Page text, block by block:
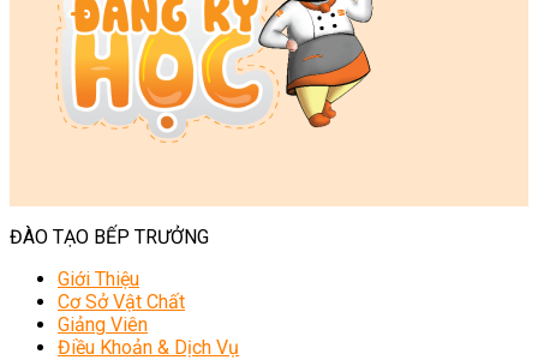
ĐÀO TẠO BẾP TRƯỞNG
Giới Thiệu
Cơ Sở Vật Chất
Giảng Viên
Điều Khoản & Dịch Vụ